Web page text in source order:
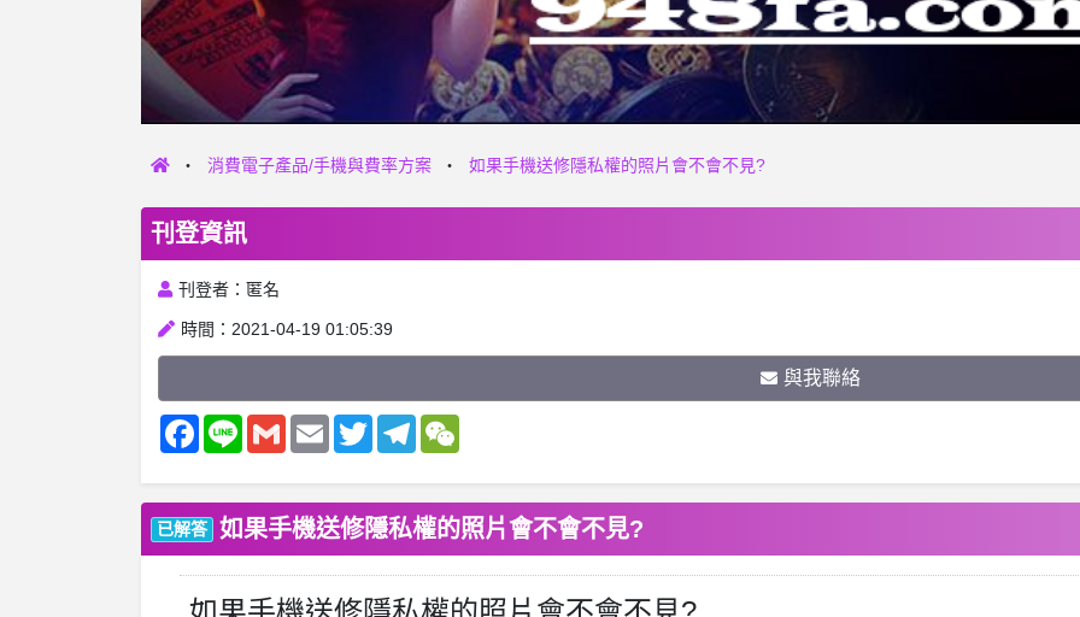
消費電子產品/手機與費率方案 如果手機送修隱私權的照片會不會不見?
刊登資訊
刊登者：匿名
時間：2021-04-19 01:05:39
與我聯絡
Facebook
Line Gmail Email TwitterTelegram
已解答 如果手機送修隱私權的照片會不會不見?